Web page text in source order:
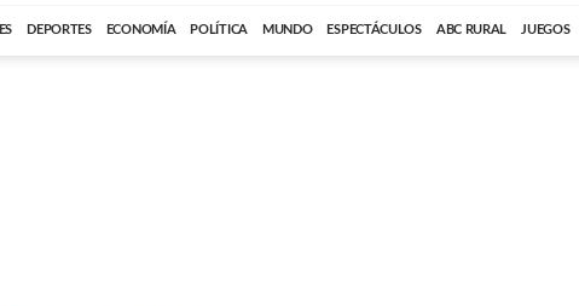
DEPORTES ECONOMÍA POLÍTICA MUNDO ESPECTÁCULOS ABC RURAL JUEGOS